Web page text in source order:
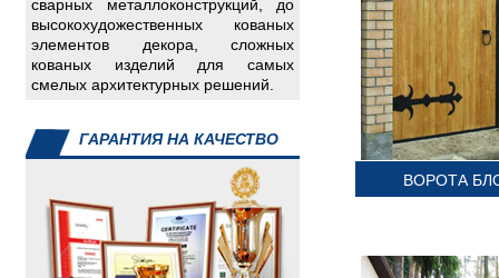
ВОРОТА
из
нержавейки
инвентарь
Изделия
для
пищеблока
для
систем
Скамейки,
урны
Спорт
сварных металлоконструкций, до
высокохудожественных кованых
элементов декора, сложных
кованых изделий для самых
смелых архитектурных решений.
ГАРАНТИЯ НА КАЧЕСТВО